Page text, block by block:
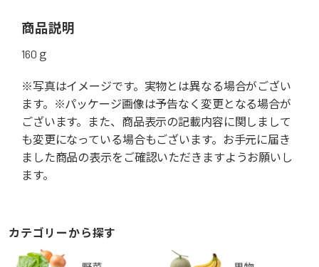
商品説明
160ｇ
※写真はイメージです。実物とは異なる場合がござい
ます。※パッケージ画像は予告なく変更となる場合が
ございます。また、商品表示の記載内容に関しまして
も変更になっている場合もございます。お手元に届き
ました商品の表示をご確認いただきますようお願いし
ます。
カテゴリーから探す